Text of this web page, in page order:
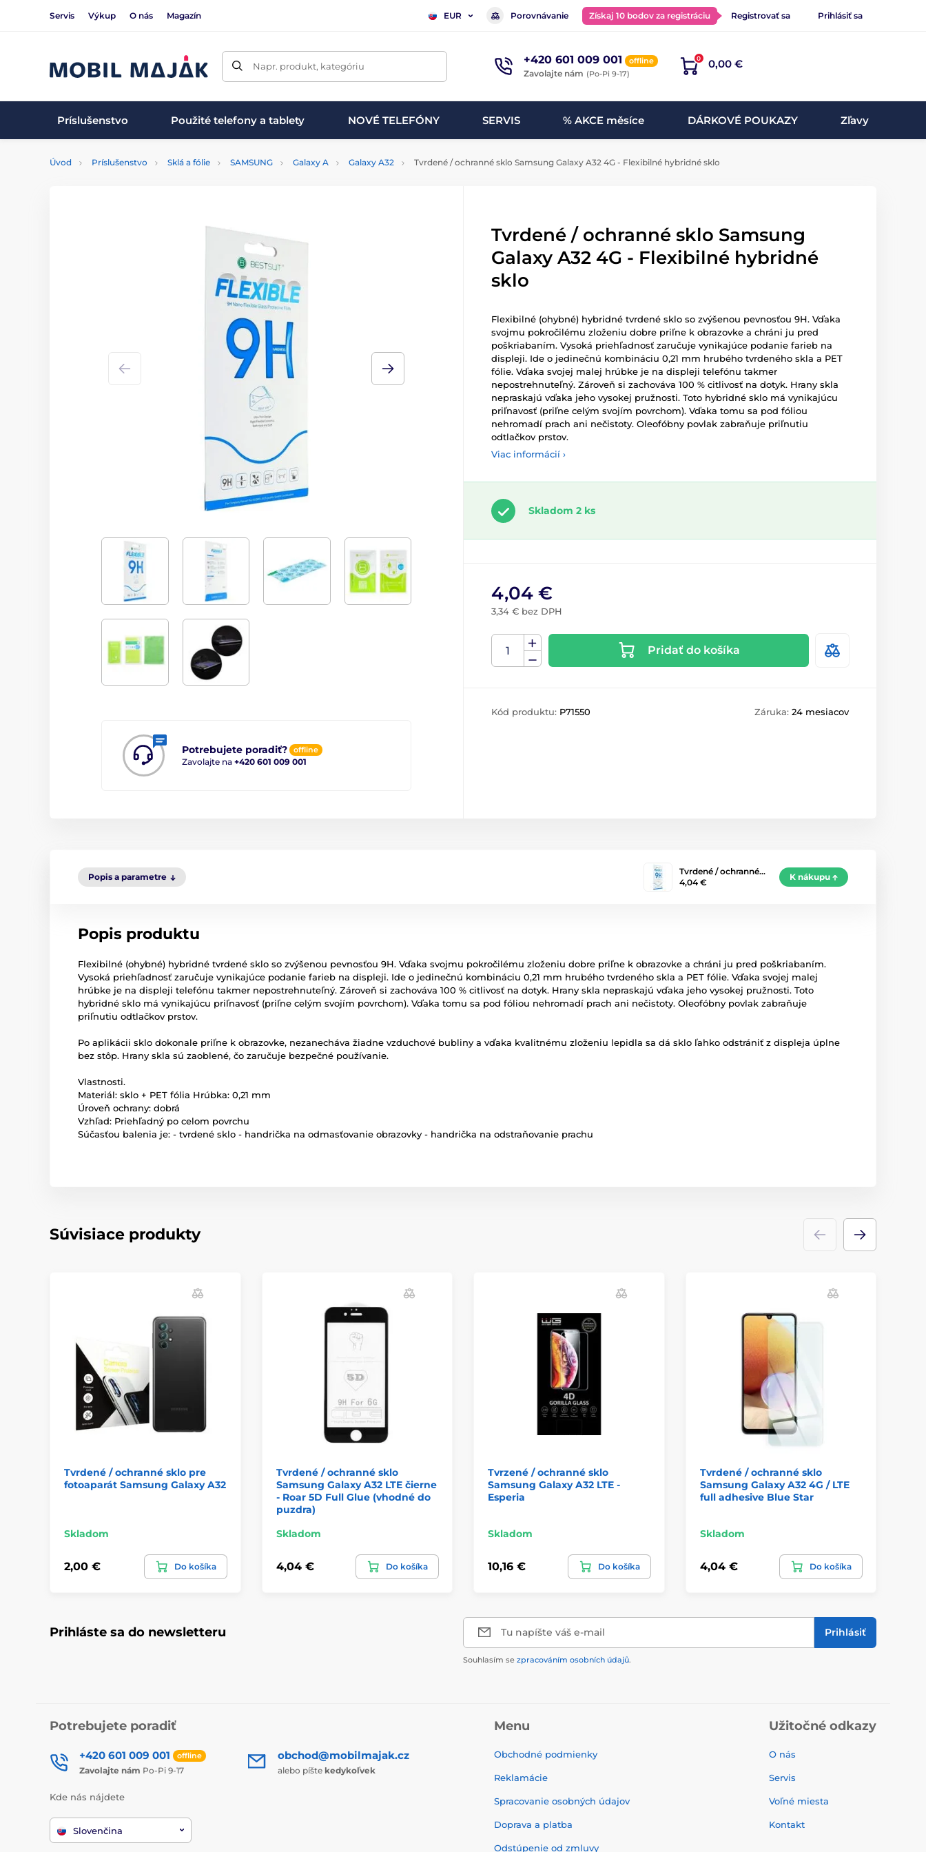
Servis Výkup O nás Magazín EUR Porovnávanie Získaj 10 bodov za registráciu Registrovať sa Prihlásiť sa
Napr. produkt, kategóriu +420 601 009 001 offline
Zavolajte nám (Po-Pi 9-17)
0 0,00 €
Príslušenstvo Použité telefony a tablety NOVÉ TELEFÓNY SERVIS % AKCE měsíce DÁRKOVÉ POUKAZY Zľavy
Úvod Príslušenstvo Sklá a fólie SAMSUNG Galaxy A Galaxy A32 Tvrdené / ochranné sklo Samsung Galaxy A32 4G - Flexibilné hybridné sklo
Potrebujete poradiť? offline
Zavolajte na +420 601 009 001
Tvrdené / ochranné sklo Samsung
Galaxy A32 4G - Flexibilné hybridné
sklo
Flexibilné (ohybné) hybridné tvrdené sklo so zvýšenou pevnosťou 9H. Vďaka
svojmu pokročilému zloženiu dobre priľne k obrazovke a chráni ju pred
poškriabaním. Vysoká priehľadnosť zaručuje vynikajúce podanie farieb na
displeji. Ide o jedinečnú kombináciu 0,21 mm hrubého tvrdeného skla a PET
fólie. Vďaka svojej malej hrúbke je na displeji telefónu takmer
nepostrehnuteľný. Zároveň si zachováva 100 % citlivosť na dotyk. Hrany skla
nepraskajú vďaka jeho vysokej pružnosti. Toto hybridné sklo má vynikajúcu
priľnavosť (priľne celým svojím povrchom). Vďaka tomu sa pod fóliou
nehromadí prach ani nečistoty. Oleofóbny povlak zabraňuje priľnutiu
odtlačkov prstov.
Viac informácií ›
Skladom 2 ks
4,04 €
3,34 € bez DPH
Pridať do košíka
Kód produktu: P71550 Záruka: 24 mesiacov
Popis a parametre
Tvrdené / ochranné…
4,04 €
K nákupu
Popis produktu
Flexibilné (ohybné) hybridné tvrdené sklo so zvýšenou pevnosťou 9H. Vďaka svojmu pokročilému zloženiu dobre priľne k obrazovke a chráni ju pred poškriabaním.
Vysoká priehľadnosť zaručuje vynikajúce podanie farieb na displeji. Ide o jedinečnú kombináciu 0,21 mm hrubého tvrdeného skla a PET fólie. Vďaka svojej malej
hrúbke je na displeji telefónu takmer nepostrehnuteľný. Zároveň si zachováva 100 % citlivosť na dotyk. Hrany skla nepraskajú vďaka jeho vysokej pružnosti. Toto
hybridné sklo má vynikajúcu priľnavosť (priľne celým svojím povrchom). Vďaka tomu sa pod fóliou nehromadí prach ani nečistoty. Oleofóbny povlak zabraňuje
priľnutiu odtlačkov prstov.
Po aplikácii sklo dokonale priľne k obrazovke, nezanecháva žiadne vzduchové bubliny a vďaka kvalitnému zloženiu lepidla sa dá sklo ľahko odstrániť z displeja úplne
bez stôp. Hrany skla sú zaoblené, čo zaručuje bezpečné používanie.
Vlastnosti.
Materiál: sklo + PET fólia Hrúbka: 0,21 mm
Úroveň ochrany: dobrá
Vzhľad: Priehľadný po celom povrchu
Súčasťou balenia je: - tvrdené sklo - handrička na odmasťovanie obrazovky - handrička na odstraňovanie prachu
Súvisiace produkty
Tvrdené / ochranné sklo pre
fotoaparát Samsung Galaxy A32
Skladom
2,00 € Do košíka
Tvrdené / ochranné sklo
Samsung Galaxy A32 LTE čierne
- Roar 5D Full Glue (vhodné do
puzdra)
Skladom
4,04 € Do košíka
Tvrzené / ochranné sklo
Samsung Galaxy A32 LTE -
Esperia
Skladom
10,16 € Do košíka
Tvrdené / ochranné sklo
Samsung Galaxy A32 4G / LTE
full adhesive Blue Star
Skladom
4,04 € Do košíka
Prihláste sa do newsletteru Tu napíšte váš e-mail Prihlásiť
Souhlasím se zpracováním osobních údajů.
Potrebujete poradiť
+420 601 009 001 offline
Zavolajte nám Po-Pi 9-17
obchod@mobilmajak.cz
alebo píšte kedykoľvek
Kde nás nájdete
Slovenčina
Menu
Obchodné podmienky
Reklamácie
Spracovanie osobných údajov
Doprava a platba
Odstúpenie od zmluvy
Užitočné odkazy
O nás
Servis
Voľné miesta
Kontakt